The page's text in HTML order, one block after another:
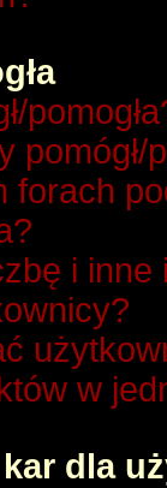
forach
i
w
dla